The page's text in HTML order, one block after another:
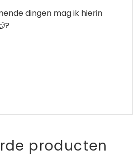
dingen mag ik hierin
producten